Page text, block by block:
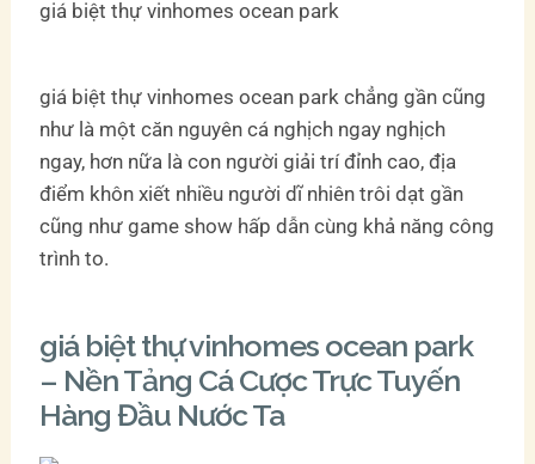
giá biệt thự vinhomes ocean park
giá biệt thự vinhomes ocean park chẳng gần cũng
như là một căn nguyên cá nghịch ngay nghịch
ngay, hơn nữa là con người giải trí đỉnh cao, địa
điểm khôn xiết nhiều người dĩ nhiên trôi dạt gần
cũng như game show hấp dẫn cùng khả năng công
trình to.
giá biệt thự vinhomes ocean park
– Nền Tảng Cá Cược Trực Tuyến
Hàng Đầu Nước Ta